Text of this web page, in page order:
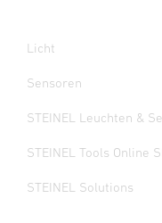
Licht
Sensoren
STEINEL Leuchten &
STEINEL Tools Online
STEINEL Solutions